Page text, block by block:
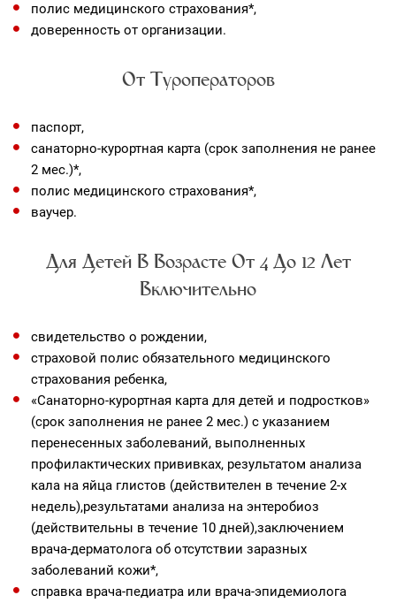
полис медицинского страхования*,
доверенность от организации.
От Туроператоров
паспорт,
санаторно-курортная карта (срок заполнения не ранее
2 мес.)*,
полис медицинского страхования*,
ваучер.
Для Детей В Возрасте От 4 До 12 Лет
Включительно
свидетельство о рождении,
страховой полис обязательного медицинского
страхования ребенка,
«Санаторно-курортная карта для детей и подростков»
(срок заполнения не ранее 2 мес.) с указанием
перенесенных заболеваний, выполненных
профилактических прививках, результатом анализа
кала на яйца глистов (действителен в течение 2-х
недель),результатами анализа на энтеробиоз
(действительны в течение 10 дней),заключением
врача-дерматолога об отсутствии заразных
заболеваний кожи*,
справка врача-педиатра или врача-эпидемиолога